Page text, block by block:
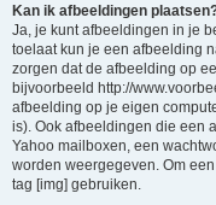
Kan ik afbeeldingen
Ja, je kunt afbeeldingen in je
toelaat kun je een afbeelding
zorgen dat de afbeelding op
bijvoorbeeld http://
afbeelding op je eigen
is). Ook afbeeldingen die een
Yahoo mailboxen, een
worden weergegeven. Om
tag [img] gebruiken.